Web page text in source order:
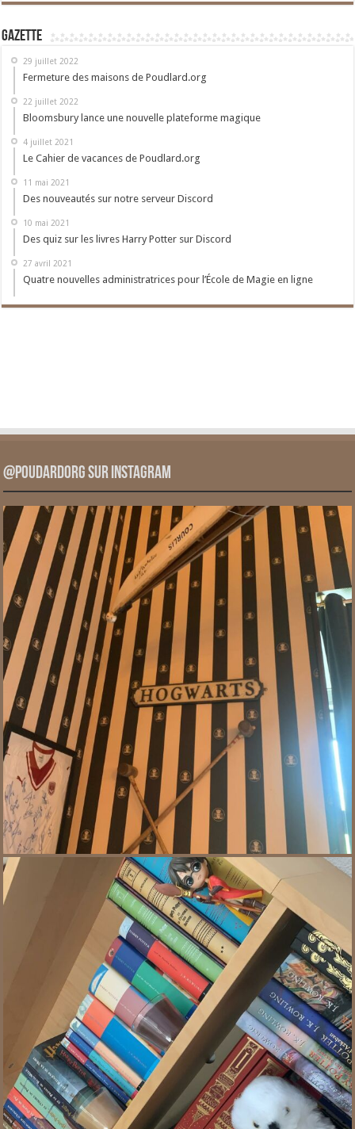
Gazette
29 juillet 2022
Fermeture des maisons de Poudlard.org
22 juillet 2022
Bloomsbury lance une nouvelle plateforme magique
4 juillet 2021
Le Cahier de vacances de Poudlard.org
11 mai 2021
Des nouveautés sur notre serveur Discord
10 mai 2021
Des quiz sur les livres Harry Potter sur Discord
27 avril 2021
Quatre nouvelles administratrices pour l’École de Magie en ligne
@PoudardOrg sur Instagram